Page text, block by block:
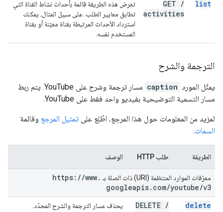
list
GET /
activities
تعرض هذه الطريقة قائمة بأحداث نشاط القناة التي
تطابق معايير الطلب. على سبيل المثال، يمكنك
استرداد الأحداث المرتبطة بقناة معيّنة أو بقناة
المستخدم نفسه.
الترجمة والشرح
يمثّل المورد caption
مسار ترجمة وشرح على YouTube. يتم ربط
مسار التسمية التوضيحية بفيديو واحد فقط على YouTube.
لمزيد من المعلومات حول هذا المرجع، اطّلِع على تمثيل المرجع وقائمة
السمات.
الطريقة طلب HTTP الوصف
معرّفات الموارد المنتظمة (URI) ذات الصلة بـ https: //www.
googleapis. com/youtube/v3
delete
DELETE /
يحذف مسار الترجمة والشرح المحدّد.